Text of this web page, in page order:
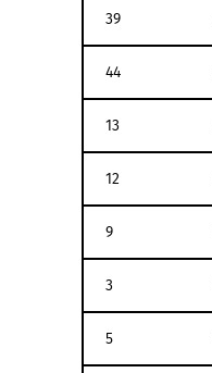
39
44
13
12
9
3
5